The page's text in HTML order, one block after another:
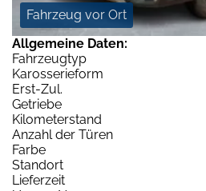
Fahrzeug vor Ort
Allgemeine Daten:
Fahrzeugtyp
Karosserieform
Erst-Zul.
Getriebe
Kilometerstand
Anzahl der Türen
Farbe
Standort
Lieferzeit